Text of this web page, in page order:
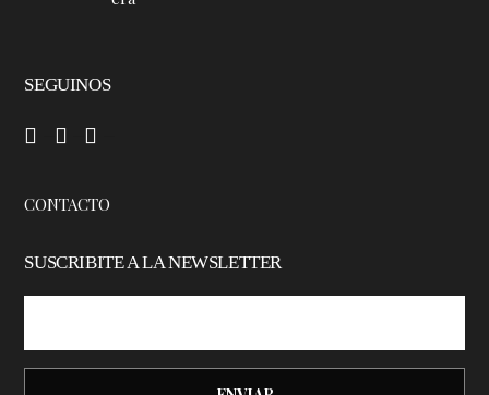
SEGUINOS
CONTACTO
SUSCRIBITE A LA NEWSLETTER